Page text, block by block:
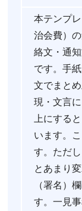
本テンプ
治会費）
絡文・通
です。手
文でまと
現・文言
上にする
います。
す。ただ
とあまり
（署名）
す。一見